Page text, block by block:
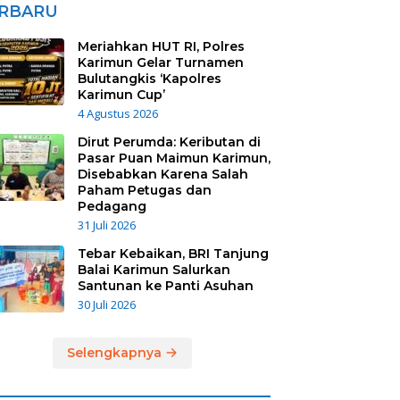
Meriahkan HUT RI, Polres
Karimun Gelar Turnamen
Bulutangkis ‘Kapolres
Karimun Cup’
4 Agustus 2026
Dirut Perumda: Keributan di
Pasar Puan Maimun Karimun,
Disebabkan Karena Salah
Paham Petugas dan
Pedagang
31 Juli 2026
Tebar Kebaikan, BRI Tanjung
Balai Karimun Salurkan
Santunan ke Panti Asuhan
30 Juli 2026
Selengkapnya